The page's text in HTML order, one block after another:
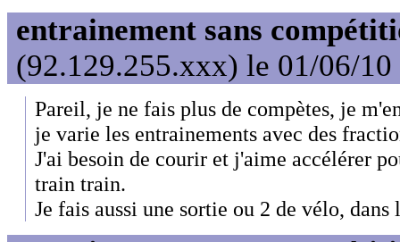
entrainement sans
(92.129.255.xxx) le 01/06/10
Pareil, je ne fais plus de compètes, je
je varie les entrainements avec des
J'ai besoin de courir et j'aime accélérer
train train.
Je fais aussi une sortie ou 2 de vélo, dans